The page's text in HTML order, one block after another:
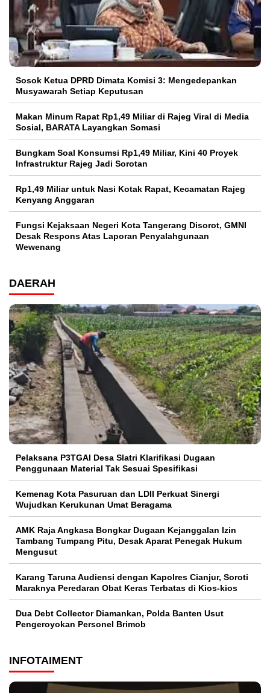
Sosok Ketua DPRD Dimata Komisi 3: Mengedepankan
Musyawarah Setiap Keputusan
Makan Minum Rapat Rp1,49 Miliar di Rajeg Viral di Media
Sosial, BARATA Layangkan Somasi
Bungkam Soal Konsumsi Rp1,49 Miliar, Kini 40 Proyek
Infrastruktur Rajeg Jadi Sorotan
Rp1,49 Miliar untuk Nasi Kotak Rapat, Kecamatan Rajeg
Kenyang Anggaran
Fungsi Kejaksaan Negeri Kota Tangerang Disorot, GMNI
Desak Respons Atas Laporan Penyalahgunaan
Wewenang
DAERAH
Pelaksana P3TGAI Desa Slatri Klarifikasi Dugaan
Penggunaan Material Tak Sesuai Spesifikasi
Kemenag Kota Pasuruan dan LDII Perkuat Sinergi
Wujudkan Kerukunan Umat Beragama
AMK Raja Angkasa Bongkar Dugaan Kejanggalan Izin
Tambang Tumpang Pitu, Desak Aparat Penegak Hukum
Mengusut
Karang Taruna Audiensi dengan Kapolres Cianjur, Soroti
Maraknya Peredaran Obat Keras Terbatas di Kios-kios
Dua Debt Collector Diamankan, Polda Banten Usut
Pengeroyokan Personel Brimob
INFOTAIMENT